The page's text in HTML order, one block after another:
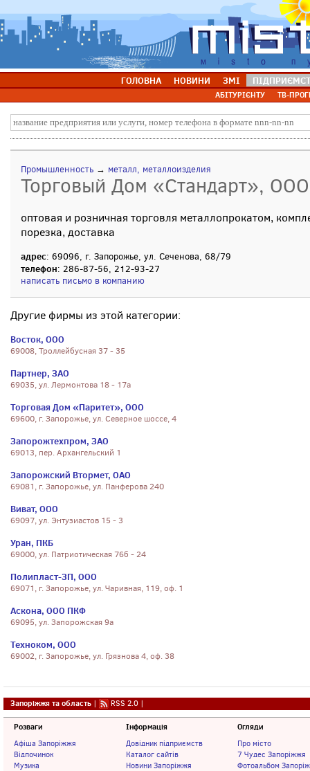
ГОЛОВНА НОВИНИ ЗМІ
АБІТУРІЄНТУ ТВ-
Промышленность → металл, металлоизделия
Торговый Дом «Стандарт», ООО
оптовая и розничная торговля металлопрокатом,
порезка, доставка
адрес: 69096, г. Запорожье, ул. Сеченова, 68/79
телефон: 286-87-56, 212-93-27
написать письмо в компанию
Другие фирмы из этой категории:
Восток, ООО
69008, Троллейбусная 37 - 35
Партнер, ЗАО
69035, ул. Лермонтова 18 - 17а
Торговая Дом «Паритет», ООО
69600, г. Запорожье, ул. Северное шоссе, 4
Запорожтехпром, ЗАО
69013, пер. Архангельский 1
Запорожский Втормет, ОАО
69081, г. Запорожье, ул. Панферова 240
Виват, ООО
69097, ул. Энтузиастов 15 - 3
Уран, ПКБ
69000, ул. Патриотическая 76б - 24
Полипласт-ЗП, ООО
69071, г. Запорожье, ул. Чаривная, 119, оф. 1
Аскона, ООО ПКФ
69095, ул. Запорожская 9а
Техноком, ООО
69002, г. Запорожье, ул. Грязнова 4, оф. 38
Запоріжжя та область | RSS 2.0 |
Розваги
Афіша Запоріжжя
Відпочинок
Музика
Інформація
Довідник підприємств
Каталог сайтів
Новини Запоріжжя
Огляди
Про місто
7 Чудес Запоріжжя
Фотоальбом